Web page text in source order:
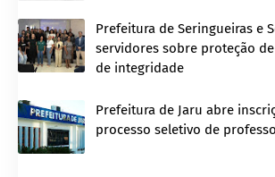
Prefeitura de Seringueiras e
servidores sobre proteção
de integridade
Prefeitura de Jaru abre
processo seletivo de